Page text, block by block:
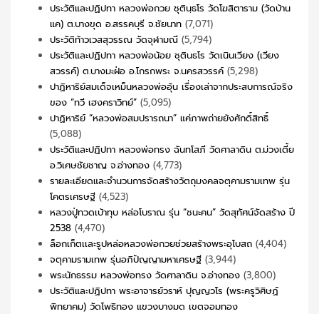
ประวัติและปฏิปทา หลวงพ่อกวย ชุตินฺธโร วัดโฆสิตาราม (วัดบ้าน
แค) ต.บางขุด อ.สรรคบุรี จ.ชัยนาท (7,071)
ประวัติท้าวเวสสุวรรณ วัดจุฬามณี (5,794)
ประวัติและปฏิปทา หลวงพ่อน้อย ชุตินธโร วัดเนินเวียง (เวียง
สวรรค์) ต.บางมะฝ่อ อ.โกรกพระ จ.นครสวรรค์ (5,298)
ปาฏิหาริย์สมเด็จเหม็นหลวงพ่ออุ้น เรื่องเล่าจากประสบการณ์จริง
ของ “ทวี เฮงคราวิทย์” (5,095)
ปาฏิหาริย์ “หลวงพ่อสมปรารถนา” แค่ภาพถ่ายยังศักดิ์สิทธิ์
(5,088)
ประวัติและปฏิปทา หลวงพ่อทรง ฉันทโสภี วัดศาลาดิน ต.ม่วงเตี้ย
อ.วิเศษชัยชาญ จ.อ่างทอง (4,773)
รายละเอียดและจำนวนการจัดสร้างวัตถุมงคลจตุคามรามเทพ รุ่น
โคตรเศรษฐี (4,523)
หลวงปู่ทวดเบ้าทุบ หล่อโบราณ รุ่น “ชนะคน” วัดสุทัศน์จัดสร้าง ปี
2538 (4,470)
ล็อกเก็ตเเละรูปหล่อหลวงพ่อกวยช่วยสร้างพระอุโบสถ (4,404)
จตุคามรามเทพ รุ่นอภิปัญญามหาเศรษฐี (3,944)
พระนักธรรม หลวงพ่อทรง วัดศาลาดิน จ.อ่างทอง (3,800)
ประวัติและปฏิปทา พระอาจารย์วราห์ ปุญญวโร (พระครูวิศิษฏ์
พิทยาคม) วัดโพธิทอง แขวงบางมด เขตจอมทอง